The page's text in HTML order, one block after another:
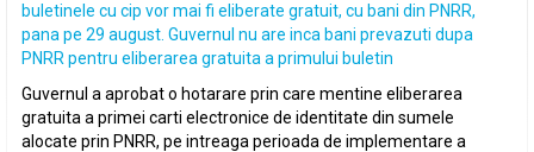
buletinele cu cip vor mai fi eliberate gratuit, cu bani din PNRR,
pana pe 29 august. Guvernul nu are inca bani prevazuti dupa
PNRR pentru eliberarea gratuita a primului buletin
Guvernul a aprobat o hotarare prin care mentine eliberarea
gratuita a primei carti electronice de identitate din sumele
alocate prin PNRR, pe intreaga perioada de implementare a